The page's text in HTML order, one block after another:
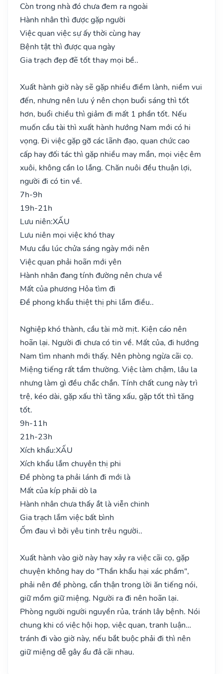
Còn trong nhà đó chưa đem ra ngoài
Hành nhân thì được gặp người
Việc quan việc sự ấy thời cùng hay
Bệnh tật thì được qua ngày
Gia trạch đẹp đẽ tốt thay mọi bề..
Xuất hành giờ này sẽ gặp nhiều điềm lành, niềm vui
đến, nhưng nên lưu ý nên chọn buổi sáng thì tốt
hơn, buổi chiều thì giảm đi mất 1 phần tốt. Nếu
muốn cầu tài thì xuất hành hướng Nam mới có hi
vọng. Đi việc gặp gỡ các lãnh đạo, quan chức cao
cấp hay đối tác thì gặp nhiều may mắn, mọi việc êm
xuôi, không cần lo lắng. Chăn nuôi đều thuận lợi,
người đi có tin về.
7h-9h
19h-21h
Lưu niên:XẤU
Lưu niên mọi việc khó thay
Mưu cầu lúc chửa sáng ngày mới nên
Việc quan phải hoãn mới yên
Hành nhân đang tính đường nên chưa về
Mất của phương Hỏa tìm đi
Đề phong khẩu thiệt thị phi lắm điều..
Nghiệp khó thành, cầu tài mờ mịt. Kiện cáo nên
hoãn lại. Người đi chưa có tin về. Mất của, đi hướng
Nam tìm nhanh mới thấy. Nên phòng ngừa cãi cọ.
Miệng tiếng rất tầm thường. Việc làm chậm, lâu la
nhưng làm gì đều chắc chắn. Tính chất cung này trì
trệ, kéo dài, gặp xấu thì tăng xấu, gặp tốt thì tăng
tốt.
9h-11h
21h-23h
Xích khẩu:XẤU
Xích khẩu lắm chuyên thị phi
Đề phòng ta phải lánh đi mới là
Mất của kíp phải dò la
Hành nhân chưa thấy ắt là viễn chinh
Gia trạch lắm việc bất bình
Ốm đau vì bởi yêu tinh trêu người..
Xuất hành vào giờ này hay xảy ra việc cãi cọ, gặp
chuyện không hay do "Thần khẩu hại xác phầm",
phải nên đề phòng, cẩn thận trong lời ăn tiếng nói,
giữ mồm giữ miệng. Người ra đi nên hoãn lại.
Phòng người người nguyền rủa, tránh lây bệnh. Nói
chung khi có việc hội họp, việc quan, tranh luận…
tránh đi vào giờ này, nếu bắt buộc phải đi thì nên
giữ miệng dễ gây ẩu đả cãi nhau.